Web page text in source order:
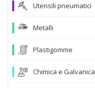
Utensili pneumatici
Metalli
Plastigomme
Chimica e Galvanica